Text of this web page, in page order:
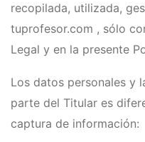
recopilada, utilizada,
tuprofesor.com , sólo
Legal y en la presente
Los datos personales y
parte del Titular es
captura de información: